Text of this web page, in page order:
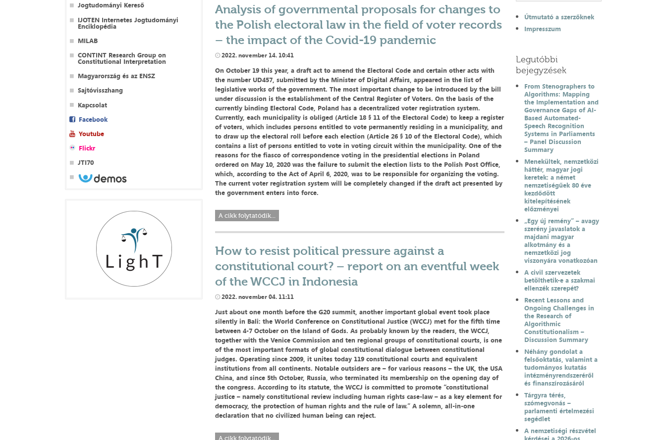
Jogtudományi Kereső
IJOTEN Internetes Jogtudományi
Enciklopédia
MILAB
CONTINT Research Group on
Constitutional Interpretation
Magyarország és az ENSZ
Sajtóvisszhang
Kapcsolat
Facebook
Youtube
Flickr
JTI70
Analysis of governmental proposals for changes to
the Polish electoral law in the field of voter records
– the impact of the Covid-19 pandemic
2022. november 14. 10:41
On October 19 this year, a draft act to amend the Electoral Code and certain other acts with
the number UD457, submitted by the Minister of Digital Affairs, appeared in the list of
legislative works of the government. The most important change to be introduced by the bill
under discussion is the establishment of the Central Register of Voters. On the basis of the
currently binding Electoral Code, Poland has a decentralized voter registration system.
Currently, each municipality is obliged (Article 18 § 11 of the Electoral Code) to keep a register
of voters, which includes persons entitled to vote permanently residing in a municipality, and
to draw up the electoral roll before each election (Article 26 § 10 of the Electoral Code), which
contains a list of persons entitled to vote in voting circuit within the municipality. One of the
reasons for the fiasco of correspondence voting in the presidential elections in Poland
ordered on May 10, 2020 was the failure to submit the election lists to the Polish Post Office,
which, according to the Act of April 6, 2020, was to be responsible for organizing the voting.
The current voter registration system will be completely changed if the draft act presented by
the government enters into force.
A cikk folytatódik...
How to resist political pressure against a
constitutional court? – report on an eventful week
of the WCCJ in Indonesia
2022. november 04. 11:11
Just about one month before the G20 summit, another important global event took place
silently in Bali: the World Conference on Constitutional Justice (WCCJ) met for the fifth time
between 4-7 October on the Island of Gods. As probably known by the readers, the WCCJ,
together with the Venice Commission and ten regional groups of constitutional courts, is one
of the most important formats of global constitutional dialogue between constitutional
judges. Operating since 2009, it unites today 119 constitutional courts and equivalent
institutions from all continents. Notable outsiders are – for various reasons – the UK, the USA
China, and since 5th October, Russia, who terminated its membership on the opening day of
the congress. According to its statute, the WCCJ is committed to promote “constitutional
justice – namely constitutional review including human rights case-law – as a key element for
democracy, the protection of human rights and the rule of law.” A solemn, all-in-one
declaration that no civilized human being can reject.
A cikk folytatódik...
Útmutató a szerzőknek
Impresszum
Legutóbbi
bejegyzések
From Stenographers to
Algorithms: Mapping
the Implementation and
Governance Gaps of AI-
Based Automated-
Speech Recognition
Systems in Parliaments
– Panel Discussion
Summary
Menekültek, nemzetközi
háttér, magyar jogi
keretek: a német
nemzetiségűek 80 éve
kezdődött
kitelepítésének
előzményei
„Egy új remény” – avagy
szerény javaslatok a
majdani magyar
alkotmány és a
nemzetközi jog
viszonyára vonatkozóan
A civil szervezetek
betölthetik-e a szakmai
ellenzék szerepét?
Recent Lessons and
Ongoing Challenges in
the Research of
Algorithmic
Constitutionalism –
Discussion Summary
Néhány gondolat a
felsőoktatás, valamint a
tudományos kutatás
intézményrendszeréről
és finanszírozásáról
Tárgyra térés,
szómegvonás –
parlamenti értelmezési
segédlet
A nemzetiségi részvétel